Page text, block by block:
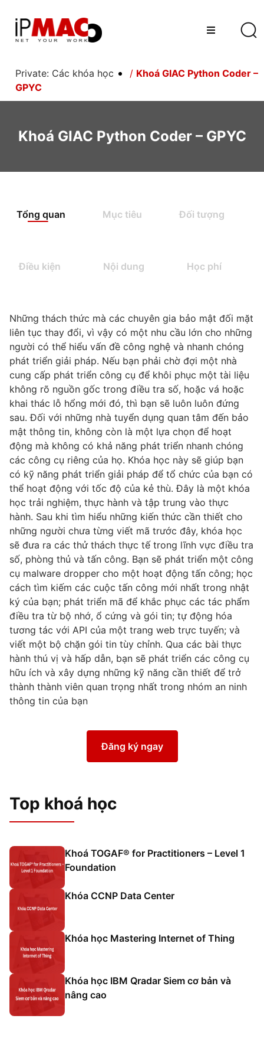
Private: Các khóa học / Khoá GIAC Python Coder –
GPYC
Khoá GIAC Python Coder – GPYC
Tổng quan Mục tiêu Đối tượng
Điều kiện Nội dung Học phí
Những thách thức mà các chuyên gia bảo mật đối mặt
liên tục thay đổi, vì vậy có một nhu cầu lớn cho những
người có thể hiểu vấn đề công nghệ và nhanh chóng
phát triển giải pháp. Nếu bạn phải chờ đợi một nhà
cung cấp phát triển công cụ để khôi phục một tài liệu
không rõ nguồn gốc trong điều tra số, hoặc vá hoặc
khai thác lỗ hổng mới đó, thì bạn sẽ luôn luôn đứng
sau. Đối với những nhà tuyển dụng quan tâm đến bảo
mật thông tin, không còn là một lựa chọn để hoạt
động mà không có khả năng phát triển nhanh chóng
các công cụ riêng của họ. Khóa học này sẽ giúp bạn
có kỹ năng phát triển giải pháp để tổ chức của bạn có
thể hoạt động với tốc độ của kẻ thù.Đây là một khóa
học trải nghiệm, thực hành và tập trung vào thực
hành. Sau khi tìm hiểu những kiến thức cần thiết cho
những người chưa từng viết mã trước đây, khóa học
sẽ đưa ra các thử thách thực tế trong lĩnh vực điều tra
số, phòng thủ và tấn công. Bạn sẽ phát triển một công
cụ malware dropper cho một hoạt động tấn công; học
cách tìm kiếm các cuộc tấn công mới nhất trong nhật
ký của bạn; phát triển mã để khắc phục các tác phẩm
điều tra từ bộ nhớ, ổ cứng và gói tin; tự động hóa
tương tác với API của một trang web trực tuyến; và
viết một bộ chặn gói tin tùy chỉnh. Qua các bài thực
hành thú vị và hấp dẫn, bạn sẽ phát triển các công cụ
hữu ích và xây dựng những kỹ năng cần thiết để trở
thành thành viên quan trọng nhất trong nhóm an ninh
thông tin của bạn
Đăng ký ngay
Top khoá học
Khoá TOGAF® for Practitioners – Level 1
Foundation
Khóa CCNP Data Center
Khóa học Mastering Internet of Thing
Khóa học IBM Qradar Siem cơ bản và
nâng cao